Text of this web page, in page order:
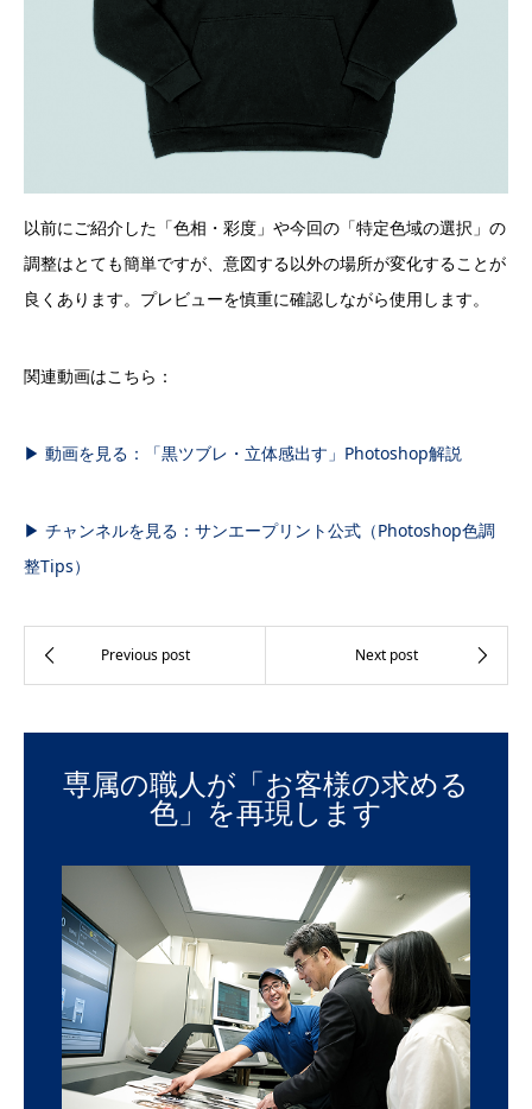
以前にご紹介した「色相・彩度」や今回の「特定色域の選択」の
調整はとても簡単ですが、意図する以外の場所が変化することが
良くあります。プレビューを慎重に確認しながら使用します。
関連動画はこちら：
▶ 動画を見る：「黒ツブレ・立体感出す」Photoshop解説
▶ チャンネルを見る：サンエープリント公式（Photoshop色調
整Tips）
専属の職人が「お客様の求める
色」を再現します